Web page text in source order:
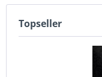
Topseller